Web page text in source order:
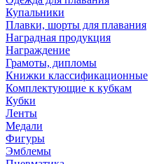
Купальники
Плавки, шорты для плавания
Наградная продукция
Награждение
Грамоты, дипломы
Книжки классификационные
Комплектующие к кубкам
Кубки
Ленты
Медали
Фигуры
Эмблемы